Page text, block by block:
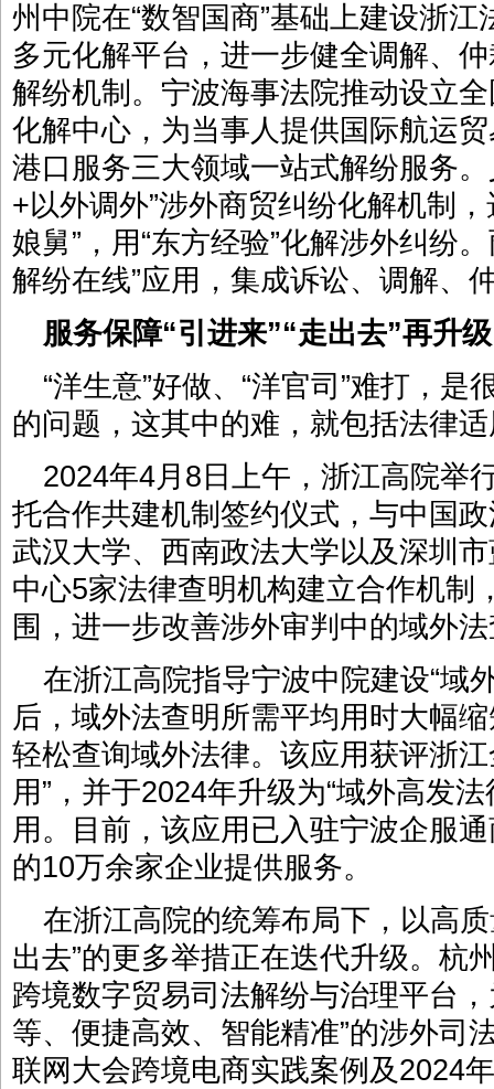
州中院在“数智国商”基础上建设浙江
多元化解平台，进一步健全调解、
解纷机制。宁波海事法院推动设立
化解中心，为当事人提供国际航运
港口服务三大领域一站式解纷服务
+以外调外”涉外商贸纠纷化解机制
娘舅”，用“东方经验”化解涉外纠纷
解纷在线”应用，集成诉讼、调解、
服务保障“引进来”“走出去”再升级
“洋生意”好做、“洋官司”难打，
的问题，这其中的难，就包括法律
2024年4月8日上午，浙江高院举
托合作共建机制签约仪式，与中国
武汉大学、西南政法大学以及深圳
中心5家法律查明机构建立合作机制
围，进一步改善涉外审判中的域外
在浙江高院指导宁波中院建设“域
后，域外法查明所需平均用时大幅
轻松查询域外法律。该应用获评浙
用”，并于2024年升级为“域外高发
用。目前，该应用已入驻宁波企服
的10万余家企业提供服务。
在浙江高院的统筹布局下，以高质
出去”的更多举措正在迭代升级。杭
跨境数字贸易司法解纷与治理平台
等、便捷高效、智能精准”的涉外司
联网大会跨境电商实践案例及2024